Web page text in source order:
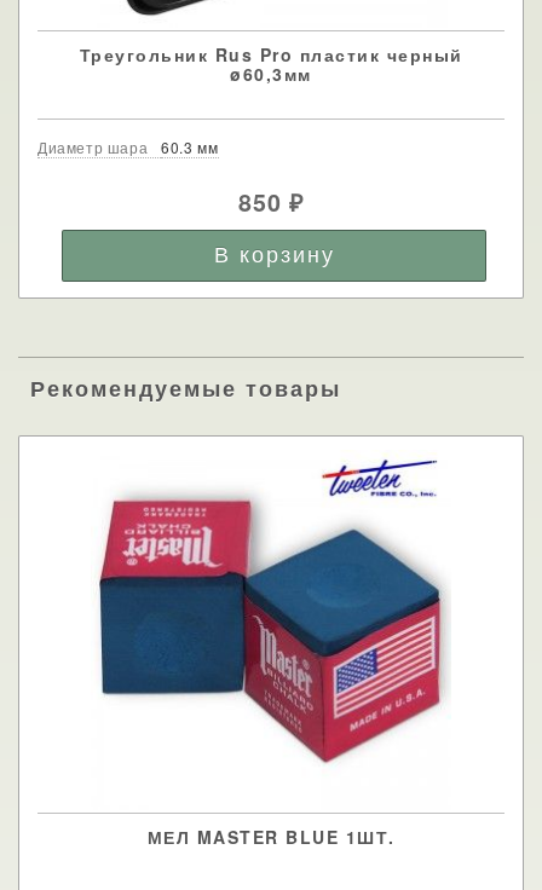
Треугольник Rus Pro пластик черный
ø60,3мм
Диаметр шара 60.3 мм
850₽
Рекомендуемые товары
МЕЛ MASTER BLUE 1ШТ.